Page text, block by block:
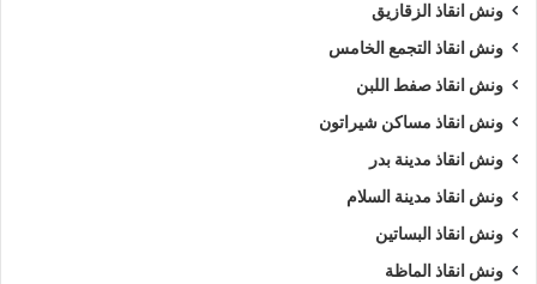
ونش انقاذ الزقازيق
ونش انقاذ التجمع الخامس
ونش انقاذ صفط اللبن
ونش انقاذ مساكن شيراتون
ونش انقاذ مدينة بدر
ونش انقاذ مدينة السلام
ونش انقاذ البساتين
ونش انقاذ الماظة